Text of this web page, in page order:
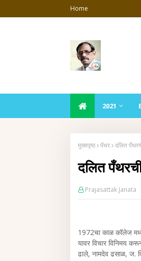
Home
2021
मुख्यपृष्ठ पॅथर दलित
दलित
Prajasattak Janata
1972चा काळ कॉलेज
यावर विचार विनिमय
ढाले, नामदेव ढसाळ, ज.